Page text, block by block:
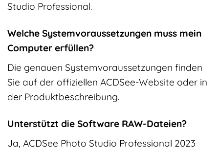
Studio Professional.
Welche Systemvoraussetzungen muss mein
Computer erfüllen?
Die genauen Systemvoraussetzungen finden
Sie auf der offiziellen ACDSee-Website oder in
der Produktbeschreibung.
Unterstützt die Software RAW-Dateien?
Ja, ACDSee Photo Studio Professional 2023